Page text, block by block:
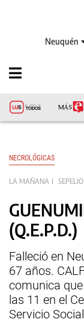
Neuquén
NECROLÓGICAS
LA MAÑANA SEPELIO
(Q.E.P.D.)
Falleció en
67 años.
comunica
las 11 en el
Servicio